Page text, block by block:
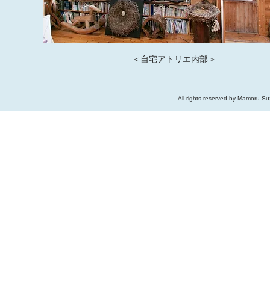
​＜自宅アトリエ内部＞
All rights reserved by Mamoru